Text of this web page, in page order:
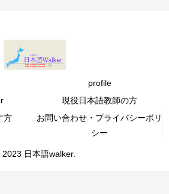
profile
現役日本語教師の方
方
お問い合わせ・プライバシーポリ
シー
日本語walker.